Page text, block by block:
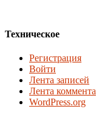
Техническое
Регистрация
Войти
Лента записей
Лента
WordPress.org